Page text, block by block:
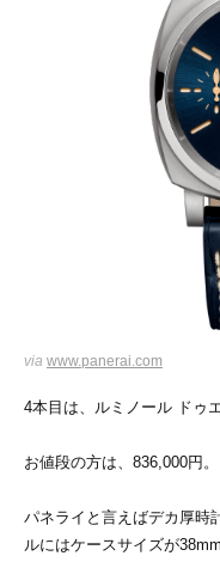
via www.panerai.com
4本目は、ルミノール ドゥエ
お値段の方は、836,000円。
パネライと言えばデカ厚時
ルにはケースサイズが